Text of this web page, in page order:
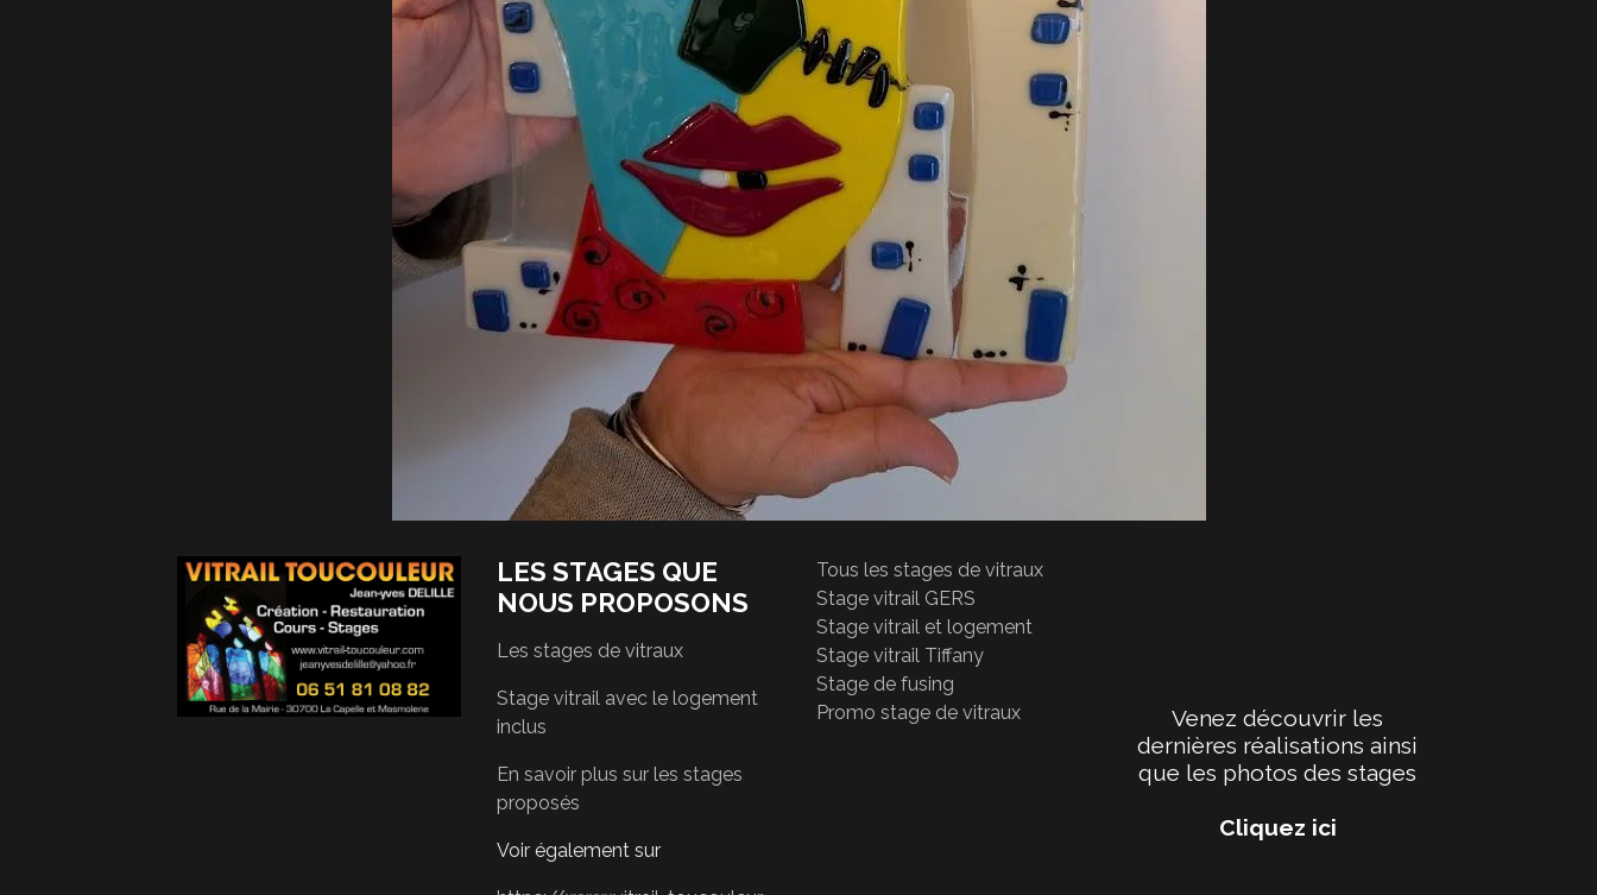
LES STAGES QUE
NOUS PROPOSONS
Les stages de vitraux
Stage vitrail avec le logement
inclus
En savoir plus sur les stages
proposés
Voir également sur
Tous les stages de vitraux
Stage vitrail GERS
Stage vitrail et logement
Stage vitrail Tiffany
Stage de fusing
Promo stage de vitraux
Venez découvrir les
dernières réalisations ainsi
que les photos des stages
Cliquez ici